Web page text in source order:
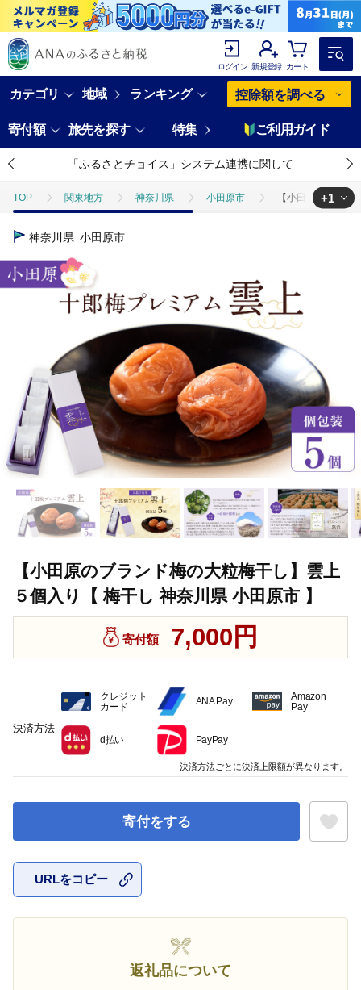
ログイン 新規登録 カート
カテゴリ 地域 ランキング 控除額を調べる
寄付額 旅先を探す 特集 ご利用ガイド
「ふるさとチョイス」システム連携に関して
TOP 関東地方 神奈川県 小田原市 【小田原のブラ
TOP
+1
神奈川県 小田原市
【小田原のブランド梅の大粒梅干し】雲上
５個入り【 梅干し 神奈川県 小田原市 】
寄付額 7,000円
寄付をする
URLをコピー
返礼品について
決済方法
クレジット
カード
ANA Pay
Amazon
Pay
d払い PayPay
決済方法ごとに決済上限額が異なります。